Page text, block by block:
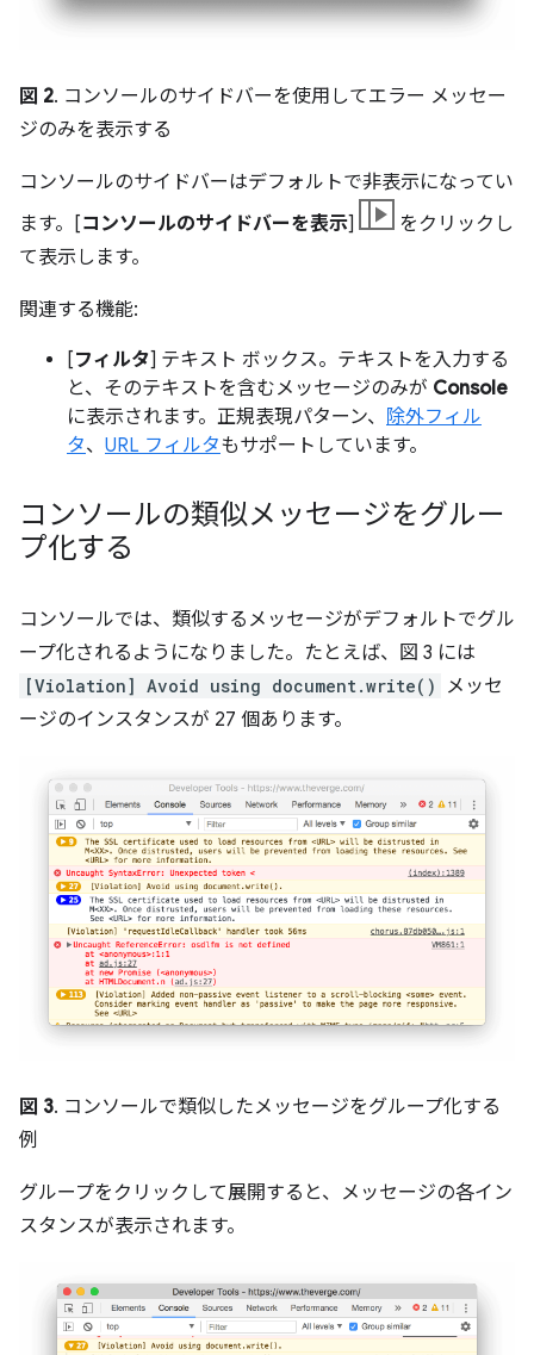
図 2. コンソールのサイドバーを使用してエラー メッセー
ジのみを表示する
コンソールのサイドバーはデフォルトで非表示になってい
ます。[コンソールのサイドバーを表示]
をクリックし
て表示します。
関連する機能:
[フィルタ] テキスト ボックス。テキストを入力する
と、そのテキストを含むメッセージのみが Console
に表示されます。正規表現パターン、 除外フィル
タ、 URL フィルタもサポートしています。
コンソールの類似メッセージをグルー
プ化する
コンソールでは、類似するメッセージがデフォルトでグル
ープ化されるようになりました。たとえば、図 3 には
[Violation] Avoid using document.write()
メッセ
ージのインスタンスが 27 個あります。
図 3. コンソールで類似したメッセージをグループ化する
例
グループをクリックして展開すると、メッセージの各イン
スタンスが表示されます。